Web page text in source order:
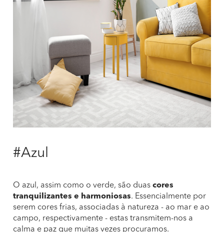
#Azul
O azul, assim como o verde, são duas cores
tranquilizantes e harmoniosas. Essencialmente por
serem cores frias, associadas à natureza - ao mar e ao
campo, respectivamente - estas transmitem-nos a
calma e paz que muitas vezes procuramos.